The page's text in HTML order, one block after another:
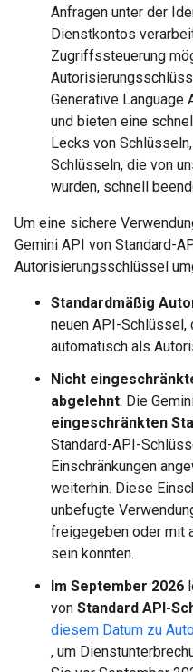
Anfragen unter der
Dienstkontos
Zugriffssteuerung
Generative Language
und bieten eine
Lecks von
Schlüsseln, die von
wurden, schnell
Um eine sichere
Gemini API von Standard-
Autorisierungsschlüssel
Standardmäßig
neuen API-Schlüssel,
automatisch als
Nicht
abgelehnt: Die
eingeschränkten
Standard-API-
Einschränkungen
weiterhin. Diese
unbefugte
freigegeben oder mit
sein könnten.
Im September 2026
von Standard API-
diesem Datum zu
, um